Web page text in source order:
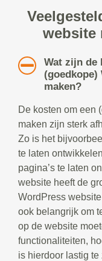
website
Wat zijn de
(goedkope)
maken?
De kosten om een
maken zijn sterk
Zo is het
te laten
pagina’s te laten
website heeft de
WordPress
ook belangrijk om
op de website
functionaliteiten,
is hierdoor lastig